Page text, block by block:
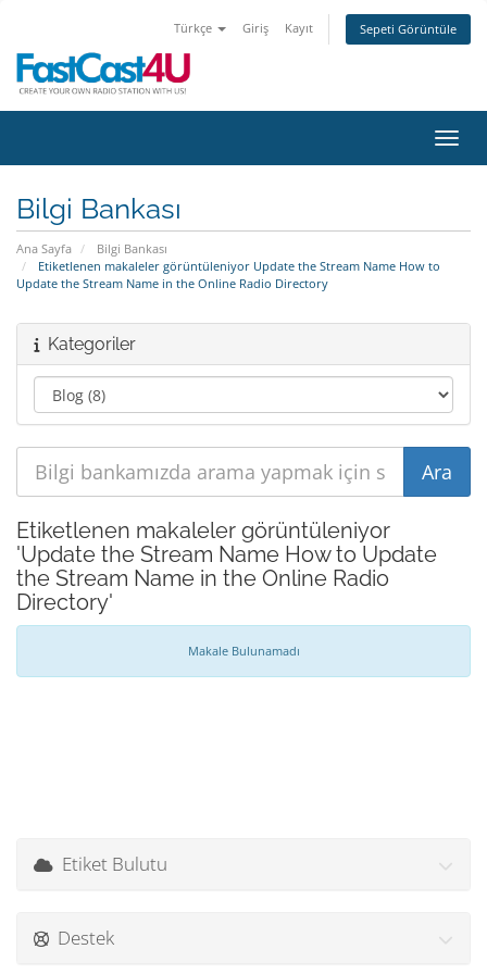
Türkçe Giriş Kayıt Sepeti Görüntüle
Bilgi Bankası
Ana Sayfa
Bilgi Bankası
Etiketlenen makaleler görüntüleniyor Update the Stream Name How to
Update the Stream Name in the Online Radio Directory
Kategoriler
Etiketlenen makaleler görüntüleniyor
'Update the Stream Name How to Update
the Stream Name in the Online Radio
Directory'
Makale Bulunamadı
Etiket Bulutu
Destek